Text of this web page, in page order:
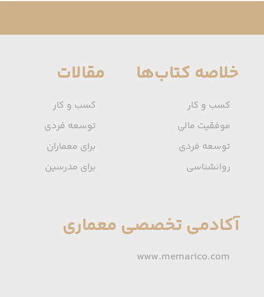
خلاصه کتاب‌ها
کسب و کار
موفقیت مالی
توسعه فردی
روانشناسی
مقالات
آکادمی تخصصی معماری
www.memarico.com
کسب و کار
توسعه فردی
برای معماران
برای مدرسین